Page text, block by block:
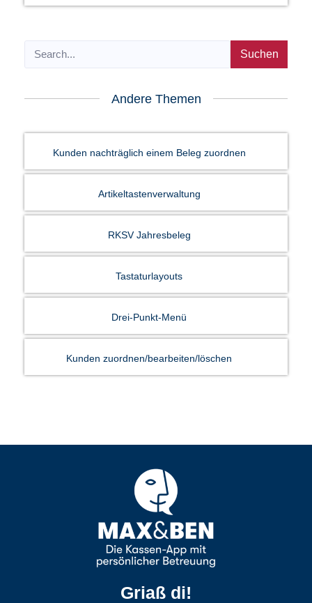
Suchen
Andere Themen
Kunden nachträglich einem Beleg zuordnen
Artikeltastenverwaltung
RKSV Jahresbeleg
Tastaturlayouts
Drei-Punkt-Menü
Kunden zuordnen/bearbeiten/löschen
Griaß di!